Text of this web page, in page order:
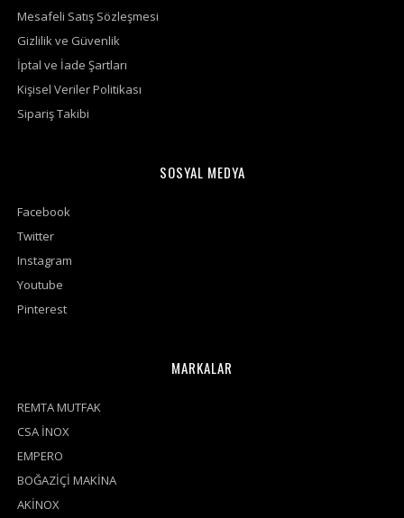
Mesafeli Satış Sözleşmesi
Gizlilik ve Güvenlik
İptal ve İade Şartları
Kişisel Veriler Politikası
Sipariş Takibi
SOSYAL MEDYA
Facebook
Twitter
Instagram
Youtube
Pinterest
MARKALAR
REMTA MUTFAK
CSA İNOX
EMPERO
BOĞAZİÇİ MAKİNA
AKİNOX